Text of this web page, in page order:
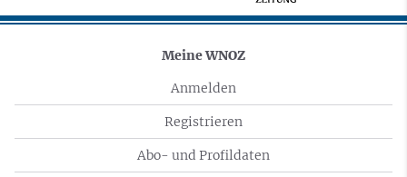
Meine WNOZ
Anmelden
Registrieren
Abo- und Profildaten